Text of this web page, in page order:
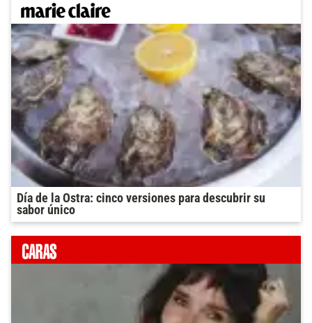
Día de la Ostra: cinco versiones para descubrir su
sabor único